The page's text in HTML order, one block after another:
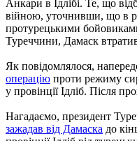
Анкари в Ідлібі. Те, що
війною, уточнивши, що в
протурецькими
Туреччини, Дамаск
Як повідомлялося,
операцію проти режиму
у провінції Ідліб. Після
Нагадаємо, президент
зажадав від Дамаска до